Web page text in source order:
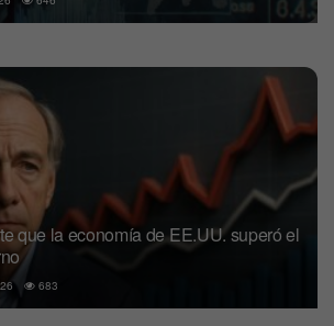
que la economía de EE.UU. superó el
683